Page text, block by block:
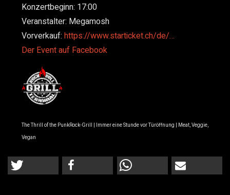
Konzertbeginn: 17:00
Veranstalter: Megamosh
Vorverkauf: https://www.starticket.ch/de/…
Der Event auf Facebook
The Thrill of the PunkRock-Grill | Immer eine Stunde vor Türöffnung | Meat, Veggie,
Vegan